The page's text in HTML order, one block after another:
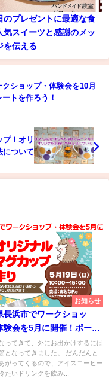
のプレゼントに最適な食
気スイーツと感謝のメッ
を伝える
ショップ・体験会を10月
トを作ろう！
プ！オリ
について
お知らせ
長浜市でワークショッ
験会を5月に開催！ポーセ
でガラスのマグカップ作
ってきて、外にお出かけするには
となってきました。 だんだんと
がってくるので、アイスコーヒー
たいドリンクを飲み...